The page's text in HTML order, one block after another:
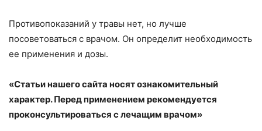
Противопоказаний у травы нет, но лучше
посоветоваться с врачом. Он определит необходимость
ее применения и дозы.
«Статьи нашего сайта носят ознакомительный
характер. Перед применением рекомендуется
проконсультироваться с лечащим врачом»